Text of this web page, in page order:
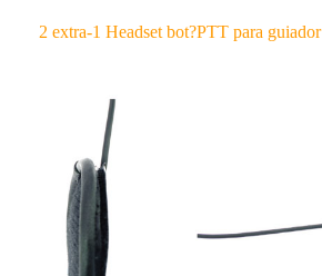
2 extra-1 Headset bot?PTT para guiador